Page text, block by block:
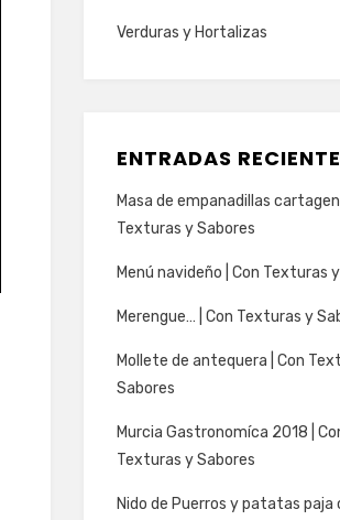
Verduras y Hortalizas
ENTRADAS
Masa de empanadillas
Texturas y Sabores
Menú navideño | Con Texturas
Merengue… | Con Texturas y
Mollete de antequera | Con
Sabores
Murcia Gastronomíca 2018 |
Texturas y Sabores
Nido de Puerros y patatas paja